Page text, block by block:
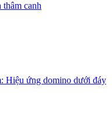
canh
Hiệu ứng domino dưới đáy